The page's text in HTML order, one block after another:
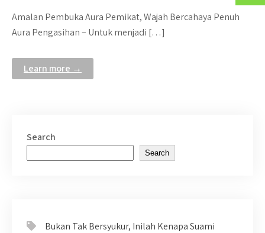
Amalan Pembuka Aura Pemikat, Wajah Bercahaya Penuh
Aura Pengasihan – Untuk menjadi […]
Learn more →
Search
Search
Bukan Tak Bersyukur, Inilah Kenapa Suami